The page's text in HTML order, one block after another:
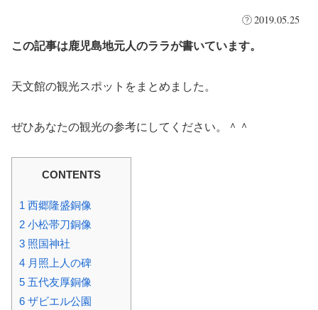
2019.05.25
この記事は鹿児島地元人のララが書いています。
天文館の観光スポットをまとめました。
ぜひあなたの観光の参考にしてください。＾＾
CONTENTS
1 西郷隆盛銅像
2 小松帯刀銅像
3 照国神社
4 月照上人の碑
5 五代友厚銅像
6 ザビエル公園